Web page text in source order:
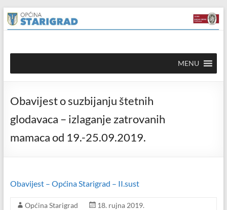
content
Skip
to
content
Općina
Starigrad
mrežna
stranica
MENU
Obavijest o suzbijanju štetnih
glodavaca – izlaganje zatrovanih
mamaca od 19.-25.09.2019.
Obavijest – Općina Starigrad – II.sust
Općina Starigrad
18. rujna 2019.